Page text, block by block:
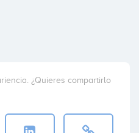
¿Quieres compartirlo